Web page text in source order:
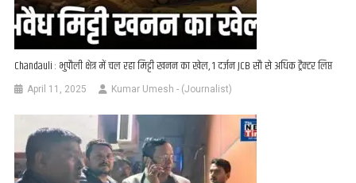
Chandauli : भुपौली क्षेत्र में चल रहा मिट्टी खनन का खेल, 1 दर्जन JCB सौ से अधिक ट्रैक्टर लिप्त
April 11, 2025 Kumar Umesh - (Journalist)